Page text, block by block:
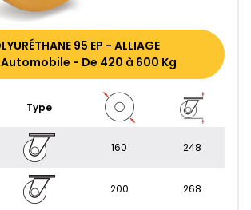
95 EP - ALLIAGE
- De 420 à 600 Kg
Type
160 248
200 268